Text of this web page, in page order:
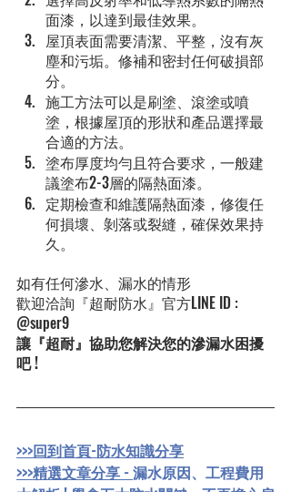
面漆，以達到最佳效果。
屋頂表面需要清潔、平整，沒有灰
塵和污垢。修補和密封任何破損部
分。
施工方法可以是刷塗、滾塗或噴
塗，根據屋頂的形狀和產品選擇最
合適的方法。
塗布厚度均勻且符合要求，一般建
議塗布2-3層的隔熱面漆。
定期檢查和維護隔熱面漆，修復任
何損壞、剝落或裂縫，確保效果持
久。
如有任何滲水、漏水的情形
歡迎洽詢『超耐防水』官方LINE ID :
@super9
讓『超耐』協助您解決您的滲漏水困擾
吧 !
>>>回到首頁-防水知識分享
>>>精選文章分享 - 漏水原因、工程費用